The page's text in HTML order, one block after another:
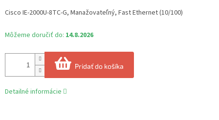
cena:
Môžeme doručiť do: 14.8.2026
Pridať do košíka
Cisco IE-2000U-8TC-G, Manažovateľný, Fast Ethernet (10/100)
Detailné informácie